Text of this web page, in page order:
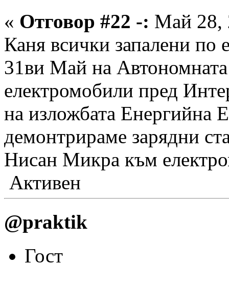
« Отговор #22 -: Май 28,
Каня всички запалени по
31ви Май на Автономната
електромобили пред
на изложбата Енергийна
демонтрираме зарядни
Нисан Микра към
Активен
@praktik
Гост